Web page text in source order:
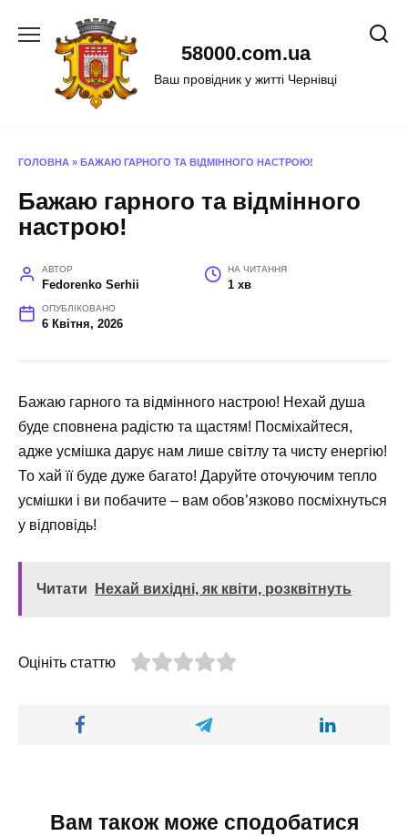
58000.com.ua
Ваш провідник у житті Чернівці
ГОЛОВНА » БАЖАЮ ГАРНОГО ТА ВІДМІННОГО НАСТРОЮ!
Бажаю гарного та відмінного
настрою!
АВТОР
Fedorenko Serhii
НА ЧИТАННЯ
1 хв
ОПУБЛІКОВАНО
6 Квітня, 2026
Бажаю гарного та відмінного настрою! Нехай душа
буде сповнена радістю та щастям! Посміхайтеся,
адже усмішка дарує нам лише світлу та чисту енергію!
То хай її буде дуже багато! Даруйте оточуючим тепло
усмішки і ви побачите – вам обов’язково посміхнуться
у відповідь!
Читати Нехай вихідні, як квіти, розквітнуть
Оцініть статтю
Вам також може сподобатися